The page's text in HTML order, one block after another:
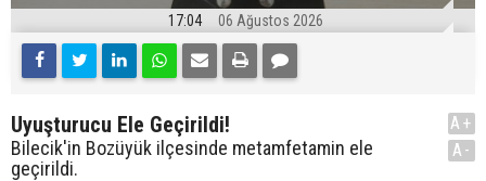
17:04 06 Ağustos 2026
Uyuşturucu Ele Geçirildi!
Bilecik'in Bozüyük ilçesinde metamfetamin ele
geçirildi.
A+
A-